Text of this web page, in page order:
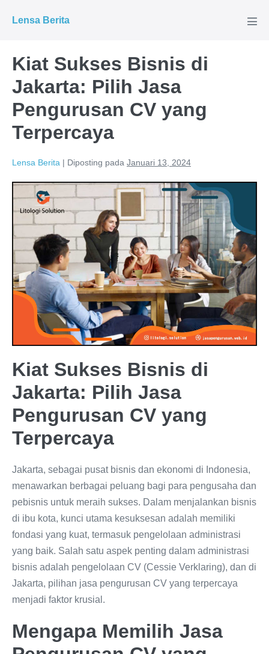
Lensa Berita
Kiat Sukses Bisnis di
Jakarta: Pilih Jasa
Pengurusan CV yang
Terpercaya
Lensa Berita | Diposting pada Januari 13, 2024
Kiat Sukses Bisnis di
Jakarta: Pilih Jasa
Pengurusan CV yang
Terpercaya
Jakarta, sebagai pusat bisnis dan ekonomi di Indonesia,
menawarkan berbagai peluang bagi para pengusaha dan
pebisnis untuk meraih sukses. Dalam menjalankan bisnis
di ibu kota, kunci utama kesuksesan adalah memiliki
fondasi yang kuat, termasuk pengelolaan administrasi
yang baik. Salah satu aspek penting dalam administrasi
bisnis adalah pengelolaan CV (Cessie Verklaring), dan di
Jakarta, pilihan jasa pengurusan CV yang terpercaya
menjadi faktor krusial.
Mengapa Memilih Jasa